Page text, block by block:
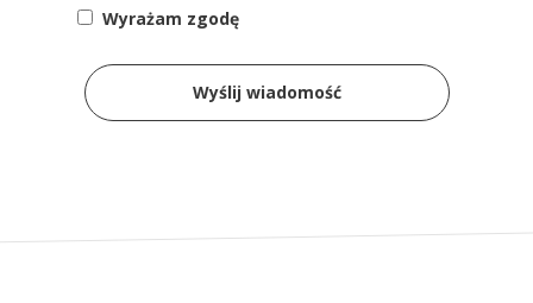
Wyrażam zgodę
Wyślij wiadomość